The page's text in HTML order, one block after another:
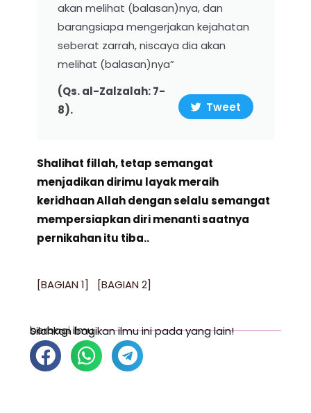
akan melihat (balasan)nya, dan
barangsiapa mengerjakan kejahatan
seberat zarrah, niscaya dia akan
melihat (balasan)nya”
(Qs. al-Zalzalah: 7-
8).
Tweet
Shalihat fillah, tetap semangat
menjadikan dirimu layak meraih
keridhaan Allah dengan selalu semangat
mempersiapkan diri menanti saatnya
pernikahan itu tiba..
[BAGIAN 1] [BAGIAN 2]
berbagi ilmu
Silahkan bagikan ilmu ini pada yang lain!